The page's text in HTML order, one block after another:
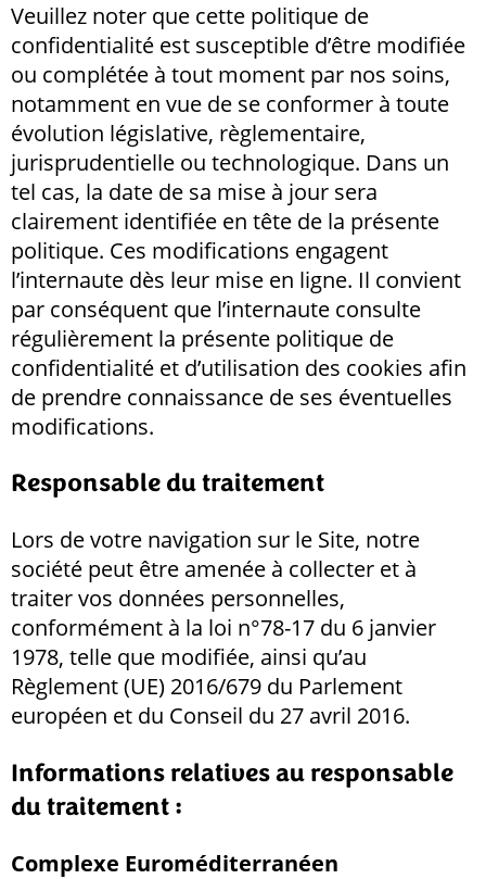
Veuillez noter que cette politique de
confidentialité est susceptible d’être modifiée
ou complétée à tout moment par nos soins,
notamment en vue de se conformer à toute
évolution législative, règlementaire,
jurisprudentielle ou technologique. Dans un
tel cas, la date de sa mise à jour sera
clairement identifiée en tête de la présente
politique. Ces modifications engagent
l’internaute dès leur mise en ligne. Il convient
par conséquent que l’internaute consulte
régulièrement la présente politique de
confidentialité et d’utilisation des cookies afin
de prendre connaissance de ses éventuelles
modifications.
Responsable du traitement
Lors de votre navigation sur le Site, notre
société peut être amenée à collecter et à
traiter vos données personnelles,
conformément à la loi n°78-17 du 6 janvier
1978, telle que modifiée, ainsi qu’au
Règlement (UE) 2016/679 du Parlement
européen et du Conseil du 27 avril 2016.
Informations relatives au responsable
du traitement :
Complexe Euroméditerranéen